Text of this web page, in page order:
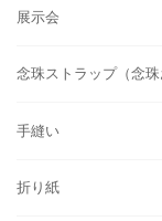
展示会
念珠ストラップ（念珠
手縫い
折り紙